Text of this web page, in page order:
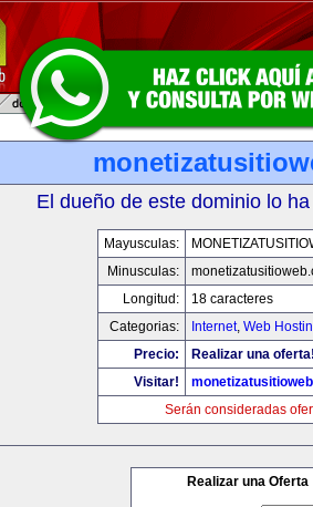
El dueño de este dominio lo
Mayusculas:
Minusculas:
Longitud:
18 caracteres
Categorias:
Internet, Web
Precio:
Realizar una
Visitar!
Serán consideradas
Realizar una Oferta